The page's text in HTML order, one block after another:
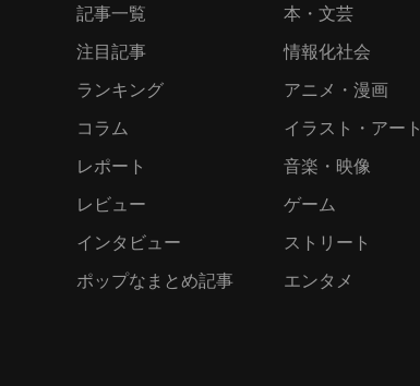
記事一覧
注目記事
ランキング
コラム
レポート
レビュー
インタビュー
ポップなまとめ記事
本・文芸
情報化社会
アニメ・漫画
イラスト・アート
音楽・映像
ゲーム
ストリート
エンタメ